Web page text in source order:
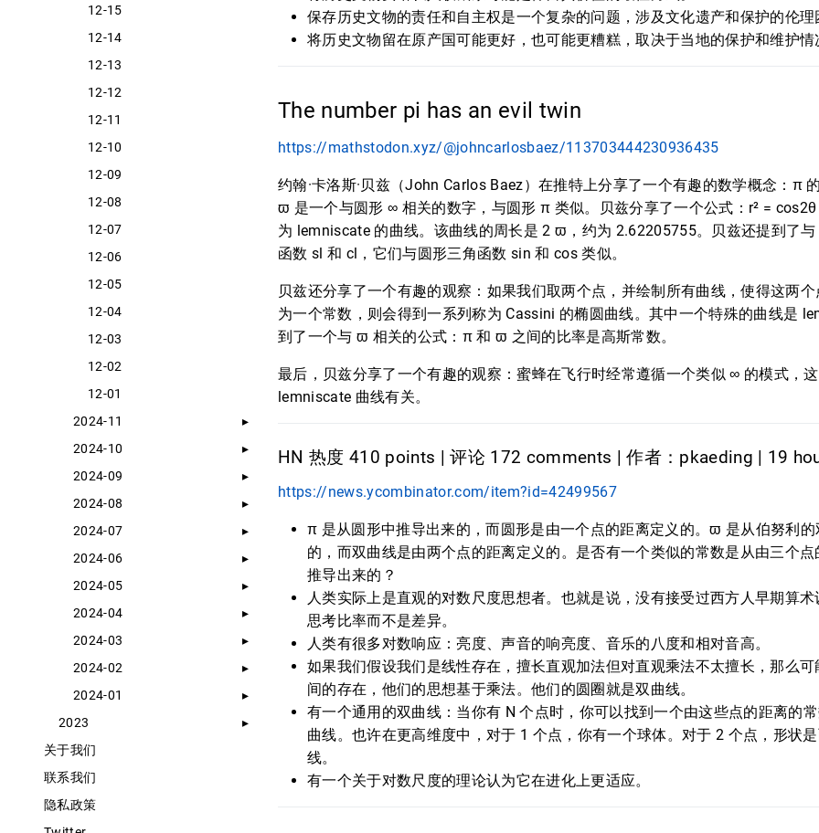
12-15
12-14
12-13
12-12
12-11
12-10
12-09
12-08
12-07
12-06
12-05
12-04
12-03
12-02
12-01
2024-11
2024-10
2024-09
2024-08
2024-07
2024-06
2024-05
2024-04
2024-03
2024-02
2024-01
2023
关于我们
联系我们
隐私政策
保存历史文物的责任和自主权是一个复杂的问题，涉及文化遗产和保护的伦理
将历史文物留在原产国可能更好，也可能更糟糕，取决于当地的保护和维护情
The number pi has an evil twin
https://mathstodon.xyz/@johncarlosbaez/113703444230936435
约翰·卡洛斯·贝兹（John Carlos Baez）在推特上分享了一个有趣的数学概念：π
ϖ 是一个与圆形 ∞ 相关的数字，与圆形 π 类似。贝兹分享了一个公式：r² =
为 lemniscate 的曲线。该曲线的周长是 2 ϖ，约为 2.62205755。贝兹还提到了
函数 sl 和 cl，它们与圆形三角函数 sin 和 cos 类似。
贝兹还分享了一个有趣的观察：如果我们取两个点，并绘制所有曲线，使得这两
为一个常数，则会得到一系列称为 Cassini 的椭圆曲线。其中一个特殊的曲线是
到了一个与 ϖ 相关的公式：π 和 ϖ 之间的比率是高斯常数。
最后，贝兹分享了一个有趣的观察：蜜蜂在飞行时经常遵循一个类似 ∞ 的模式，
lemniscate 曲线有关。
HN 热度 410 points | 评论 172 comments | 作者：pkaeding | 19
https://news.ycombinator.com/item?id=42499567
π 是从圆形中推导出来的，而圆形是由一个点的距离定义的。ϖ 是从伯努利
的，而双曲线是由两个点的距离定义的。是否有一个类似的常数是从由三个
推导出来的？
人类实际上是直观的对数尺度思想者。也就是说，没有接受过西方人早期算
思考比率而不是差异。
人类有很多对数响应：亮度、声音的响亮度、音乐的八度和相对音高。
如果我们假设我们是线性存在，擅长直观加法但对直观乘法不太擅长，那么
间的存在，他们的思想基于乘法。他们的圆圈就是双曲线。
有一个通用的双曲线：当你有 N 个点时，你可以找到一个由这些点的距离的
曲线。也许在更高维度中，对于 1 个点，你有一个球体。对于 2 个点，形状
线。
有一个关于对数尺度的理论认为它在进化上更适应。